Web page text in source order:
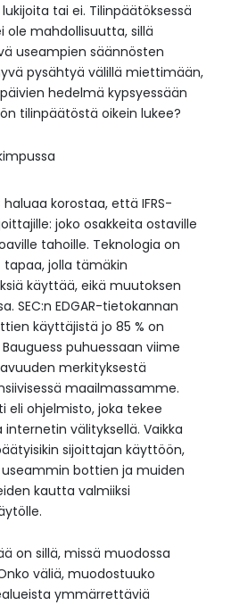
tai ei. Tilinpäätöksessä
ole mahdollisuutta, sillä
useampien säännösten
pysähtyä välillä miettimään,
hedelmä kypsyessään
tilinpäätöstä oikein lukee?
korostaa, että IFRS-
joko osakkeita ostaville
tahoille. Teknologia on
jolla tämäkin
käyttää, eikä muutoksen
SEC:n EDGAR-tietokannan
käyttäjistä jo 85 % on
puhuessaan viime
merkityksestä
maailmassamme.
ohjelmisto, joka tekee
välityksellä. Vaikka
sijoittajan käyttöön,
bottien ja muiden
kautta valmiiksi
on sillä, missä muodossa
väliä, muodostuuko
ymmärrettäviä